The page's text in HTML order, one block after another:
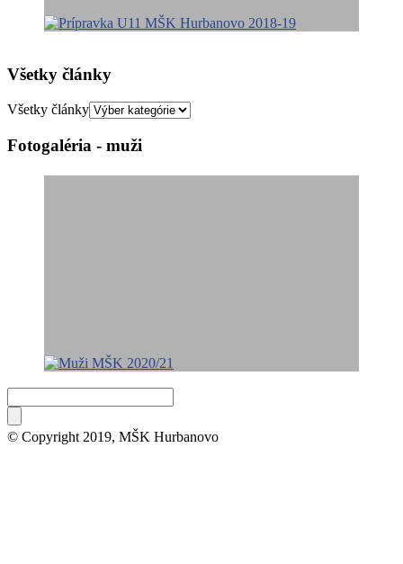
Všetky články
Všetky články
Fotogaléria - muži
© Copyright 2019, MŠK Hurbanovo